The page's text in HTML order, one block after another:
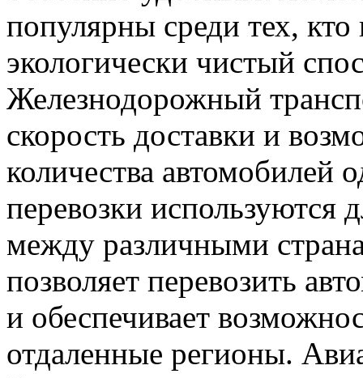
популярны среди тех,
экологически чистый
Железнодорожный
скорость доставки и
количества автомобилей
перевозки используются
между различными
позволяет перевозить
и обеспечивает
отдаленные регионы.